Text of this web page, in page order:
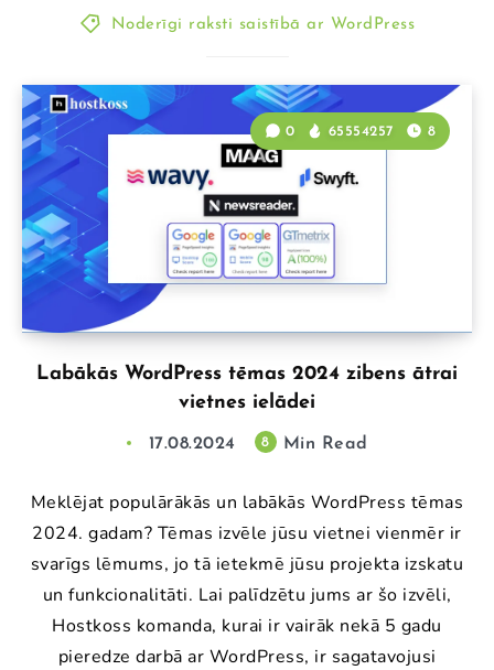
Noderīgi raksti saistībā ar WordPress
Labākās WordPress tēmas 2024 zibens ātrai
vietnes ielādei
0 65554257 8
17.08.2024 8 Min Read
Meklējat populārākās un labākās WordPress tēmas
2024. gadam? Tēmas izvēle jūsu vietnei vienmēr ir
svarīgs lēmums, jo tā ietekmē jūsu projekta izskatu
un funkcionalitāti. Lai palīdzētu jums ar šo izvēli,
Hostkoss komanda, kurai ir vairāk nekā 5 gadu
pieredze darbā ar WordPress, ir sagatavojusi